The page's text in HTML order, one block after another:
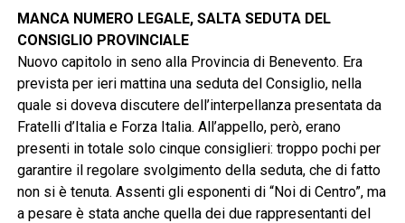
MANCA NUMERO LEGALE, SALTA SEDUTA DEL
CONSIGLIO PROVINCIALE
Nuovo capitolo in seno alla Provincia di Benevento. Era
prevista per ieri mattina una seduta del Consiglio, nella
quale si doveva discutere dell’interpellanza presentata da
Fratelli d’Italia e Forza Italia. All’appello, però, erano
presenti in totale solo cinque consiglieri: troppo pochi per
garantire il regolare svolgimento della seduta, che di fatto
non si è tenuta. Assenti gli esponenti di “Noi di Centro”, ma
a pesare è stata anche quella dei due rappresentanti del